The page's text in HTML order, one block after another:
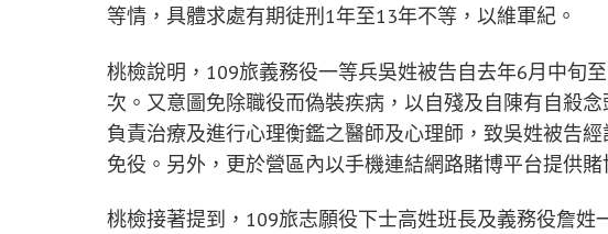
等情，具體求處有期徒刑1年至13年不等，以維軍紀。
桃檢說明，109旅義務役一等兵吳姓被告自去年6月中旬
次。又意圖免除職役而偽裝疾病，以自殘及自陳有自殺
負責治療及進行心理衡鑑之醫師及心理師，致吳姓被告
免役。另外，更於營區內以手機連結網路賭博平台提供
桃檢接著提到，109旅志願役下士高姓班長及義務役詹姓